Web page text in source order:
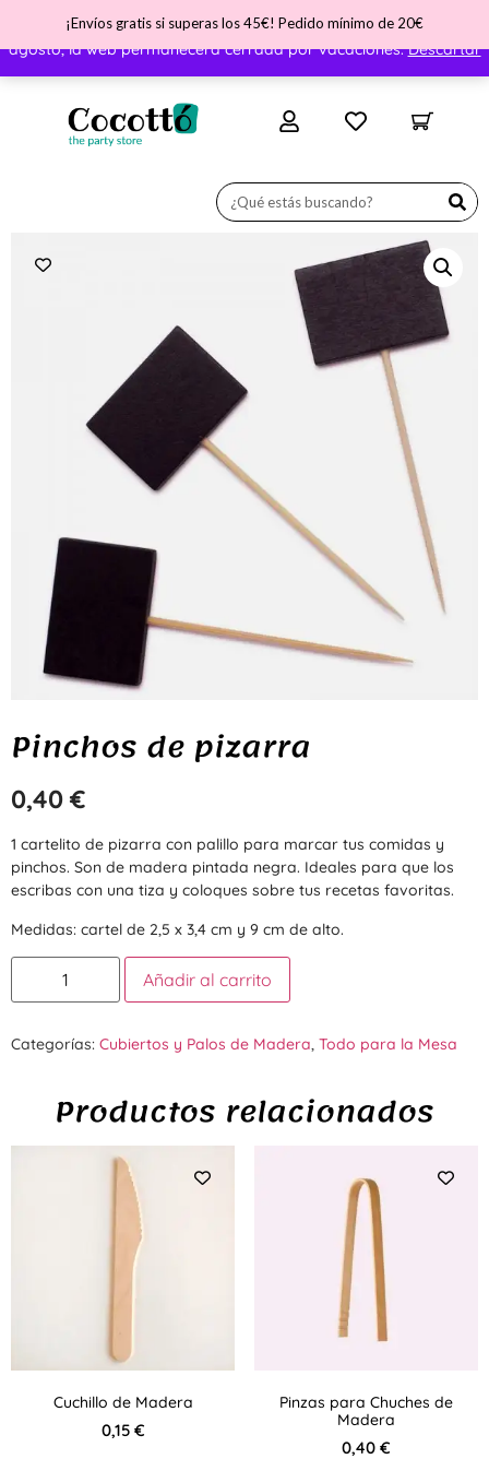
¡Nos vamos de vacaciones! ATENCIÓN - Del día 31 de julio al 11 de
agosto, la web permanecerá cerrada por vacaciones.Descartar
¡Envíos gratis si superas los 45€! Pedido mínimo de 20€
Pinchos de pizarra
0,40 €
1 cartelito de pizarra con palillo para marcar tus comidas y
pinchos. Son de madera pintada negra. Ideales para que los
escribas con una tiza y coloques sobre tus recetas favoritas.
Medidas: cartel de 2,5 x 3,4 cm y 9 cm de alto.
Añadir al carrito
Categorías: Cubiertos y Palos de Madera, Todo para la Mesa
Productos relacionados
Cuchillo de Madera
0,15 €
Pinzas para Chuches de
Madera
0,40 €